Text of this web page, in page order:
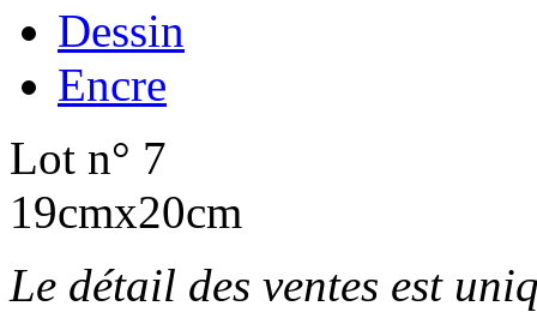
Dessin
Encre
Lot n° 7
19cmx20cm
Le détail des ventes est